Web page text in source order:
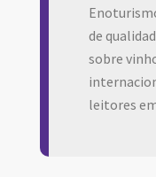
de
sobre
leitores